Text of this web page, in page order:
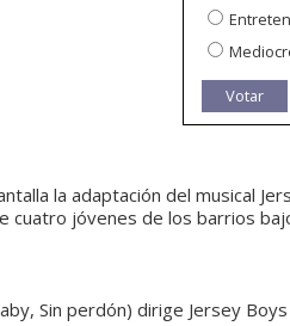
Votar
la adaptación del musical
cuatro jóvenes de los barrios
Sin perdón) dirige Jersey